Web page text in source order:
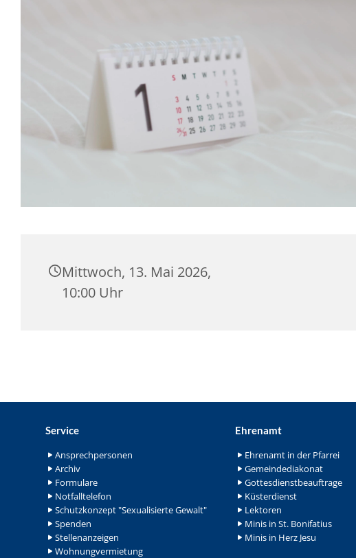
Mittwoch, 13. Mai 2026,
10:00 Uhr
Service
Ansprechpersonen
Archiv
Formulare
Notfalltelefon
Schutzkonzept "Sexualisierte Gewalt"
Spenden
Stellenanzeigen
Wohnungvermietung
Ehrenamt
Ehrenamt in der Pfarrei
Gemeindediakonat
Gottesdienstbeauftrage
Küsterdienst
Lektoren
Minis in St. Bonifatius
Minis in Herz Jesu